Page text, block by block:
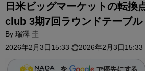
日米ビッグマーケットの転換
club 3期7回ラウンドテーブル
By 瑞澤 圭
2026年2月3日15:33
2026年2月3日15:33